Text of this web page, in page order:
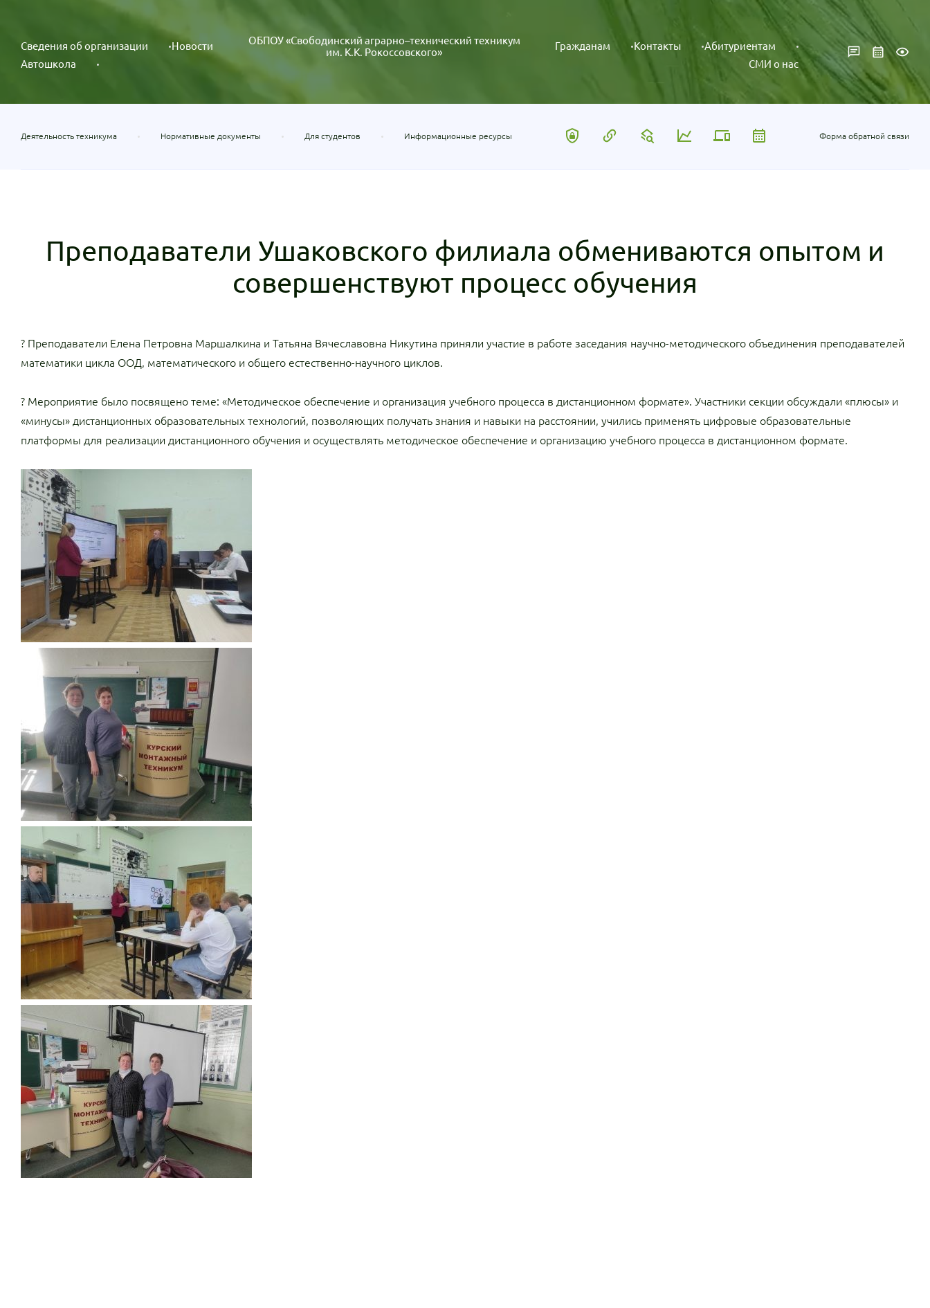
Сведения об организации Новости
ОБПОУ «Свободинский аграрно–технический техникум
им. К.К. Рокоссовского»
Гражданам Контакты
Абитуриентам
Автошкола
СМИ о нас
Деятельность техникума Нормативные документы Для студентов Информационные ресурсы Форма обратной связи
Преподаватели Ушаковского филиала обмениваются опытом и
совершенствуют процесс обучения
? Преподаватели Елена Петровна Маршалкина и Татьяна Вячеславовна Никутина приняли участие в работе заседания научно-методического объединения преподавателей
математики цикла ООД, математического и общего естественно-научного циклов.
? Мероприятие было посвящено теме: «Методическое обеспечение и организация учебного процесса в дистанционном формате». Участники секции обсуждали «плюсы» и
«минусы» дистанционных образовательных технологий, позволяющих получать знания и навыки на расстоянии, учились применять цифровые образовательные
платформы для реализации дистанционного обучения и осуществлять методическое обеспечение и организацию учебного процесса в дистанционном формате.